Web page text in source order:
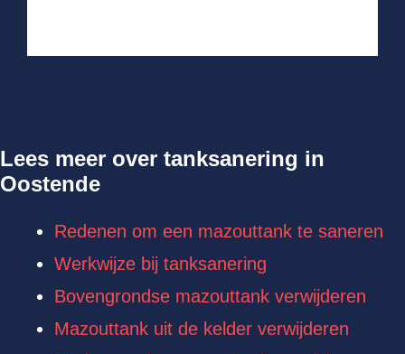
Lees meer over tanksanering in
Oostende
Redenen om een mazouttank te saneren
Werkwijze bij tanksanering
Bovengrondse mazouttank verwijderen
Mazouttank uit de kelder verwijderen